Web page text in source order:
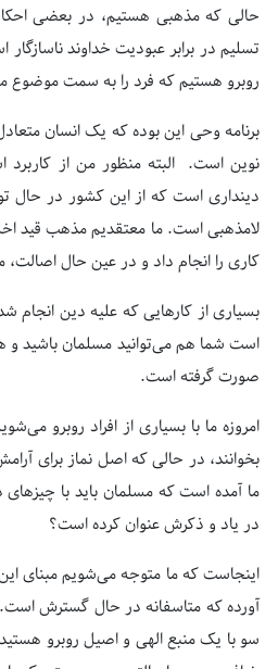
حالی که مذهبی هستیم، در بعضی
تسلیم در برابر عبودیت خداوند
روبرو هستیم که فرد را به سمت موضوع
برنامه وحی این بوده که یک انسان
نوین است. البته منظور من از کاربرد
دینداری است که از این کشور در حال
لامذهبی است. ما معتقدیم مذهب قید
کاری را انجام داد و در عین حال
بسیاری از کارهایی که علیه دین انجام
است شما هم می‌توانید مسلمان باشید و
صورت گرفته است.
امروزه ما با بسیاری از افراد روبرو
بخوانند، در حالی که اصل نماز برای
ما آمده است که مسلمان باید با
در یاد و ذکرش عنوان کرده است؟
اینجاست که ما متوجه می‌شویم مبنای
آورده که متاسفانه در حال گسترش
سو با یک منبع الهی و اصیل روبرو